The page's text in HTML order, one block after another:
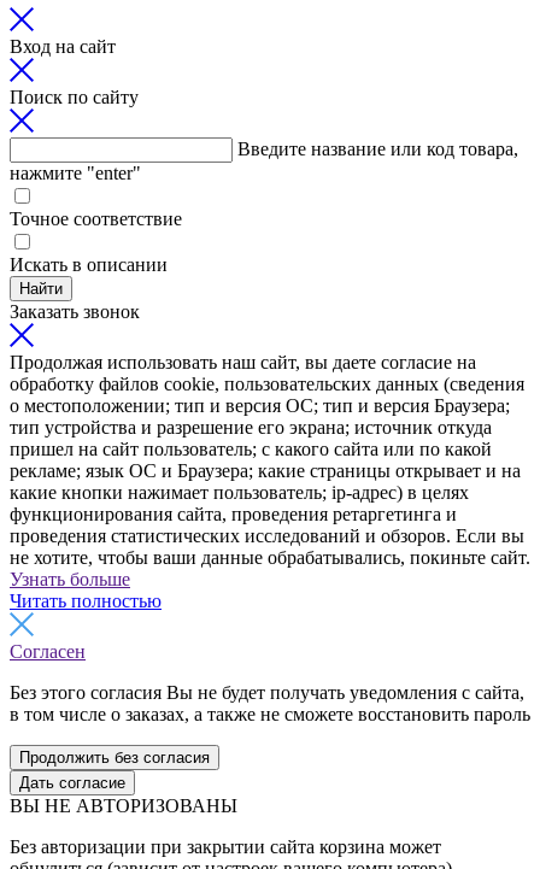
Вход на сайт
Поиск по сайту
Введите название или код товара,
нажмите "enter"
Точное соответствие
Искать в описании
Найти
Заказать звонок
Продолжая использовать наш сайт, вы даете согласие на
обработку файлов cookie, пользовательских данных (сведения
о местоположении; тип и версия ОС; тип и версия Браузера;
тип устройства и разрешение его экрана; источник откуда
пришел на сайт пользователь; с какого сайта или по какой
рекламе; язык ОС и Браузера; какие страницы открывает и на
какие кнопки нажимает пользователь; ip-адрес) в целях
функционирования сайта, проведения ретаргетинга и
проведения статистических исследований и обзоров. Если вы
не хотите, чтобы ваши данные обрабатывались, покиньте сайт.
Узнать больше
Читать полностью
Согласен
Без этого согласия Вы не будет получать уведомления с сайта,
в том числе о заказах, а также не сможете восстановить пароль
Продолжить без согласия
Дать согласие
ВЫ НЕ АВТОРИЗОВАНЫ
Без авторизации при закрытии сайта корзина может